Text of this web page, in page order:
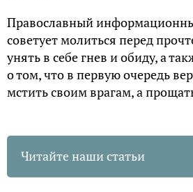
Православный
советует молиться перед
унять в себе гнев и обиду, а
о том, что в первую очередь
мстить своим врагам, а
Читайте наши статьи